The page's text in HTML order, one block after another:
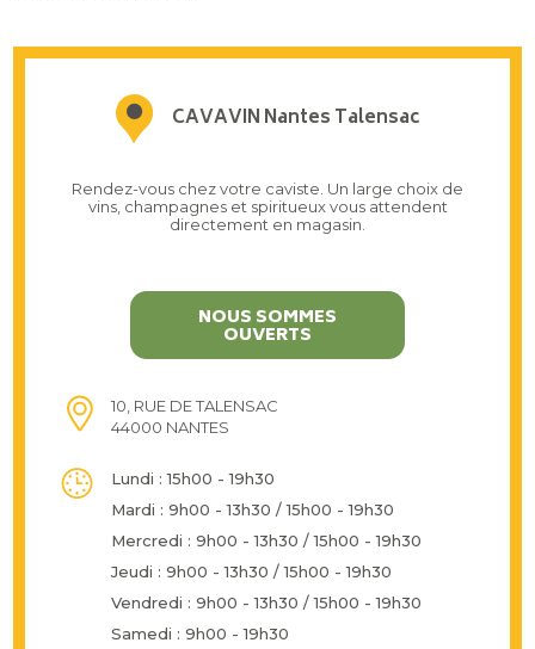
CAVAVIN Nantes Talensac
Rendez-vous chez votre caviste. Un large choix de
vins, champagnes et spiritueux vous attendent
directement en magasin.
NOUS SOMMES
OUVERTS
10, RUE DE TALENSAC
44000 NANTES
Lundi : 15h00 - 19h30
Mardi : 9h00 - 13h30 / 15h00 - 19h30
Mercredi : 9h00 - 13h30 / 15h00 - 19h30
Jeudi : 9h00 - 13h30 / 15h00 - 19h30
Vendredi : 9h00 - 13h30 / 15h00 - 19h30
Samedi : 9h00 - 19h30